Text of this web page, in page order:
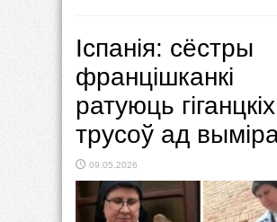
Іспанія: сёстры
францішканкі
ратуюць гіганцкіх
трусоў ад
09.05.2026